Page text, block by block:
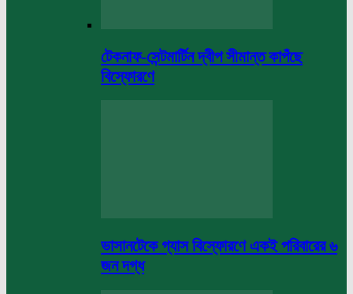
টেকনাফ-সেন্টমার্টিন দ্বীপ সীমান্ত কাপঁছে
বিস্ফোরণে
ভাসানটেকে গ্যাস বিস্ফোরণে একই পরিবারের ৬
জন দগ্ধ